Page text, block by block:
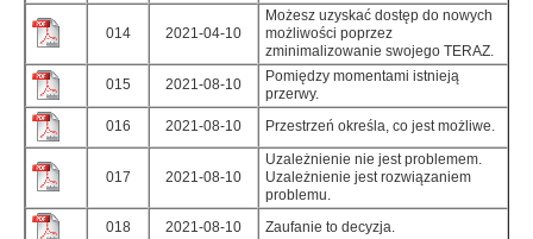
014 2021-04-10
Możesz uzyskać dostęp do nowych
możliwości poprzez
zminimalizowanie swojego TERAZ.
015
2021-08-10
Pomiędzy momentami istnieją
przerwy.
016
2021-08-10 Przestrzeń określa, co jest możliwe.
017 2021-08-10
Uzależnienie nie jest problemem.
Uzależnienie jest rozwiązaniem
problemu.
018
2021-08-10 Zaufanie to decyzja.